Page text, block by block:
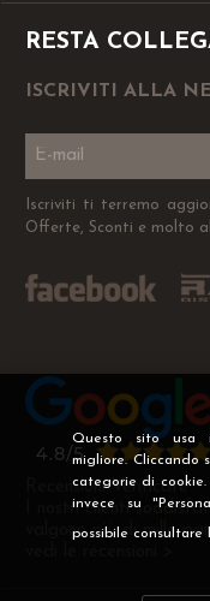
Questo sito usa
migliore.
categorie di
invece su
possibile consultare
RESTA
ISCRIVITI ALLA
Iscriviti ti terremo
Offerte, Sconti e molto
Recensioni Verificate
I nostri clienti
valgono più di mille